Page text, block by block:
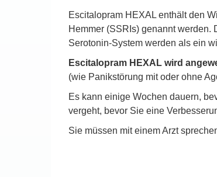
Escitalopram HEXAL enthält den
Hemmer (SSRIs) genannt
Serotonin-System werden als ein
Escitalopram HEXAL wird
(wie Panikstörung mit oder ohne
Es kann einige Wochen dauern,
vergeht, bevor Sie eine
Sie müssen mit einem Arzt